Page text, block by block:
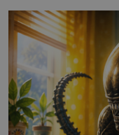
měkkost a bezpečí,
především klidně a